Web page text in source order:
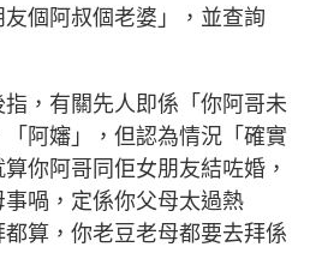
個阿叔個老婆」，並查詢
，有關先人即係「你阿哥未
阿嬸」，但認為情況「確實
你阿哥同佢女朋友結咗婚，
喎，定係你父母太過熱
算，你老豆老母都要去拜係